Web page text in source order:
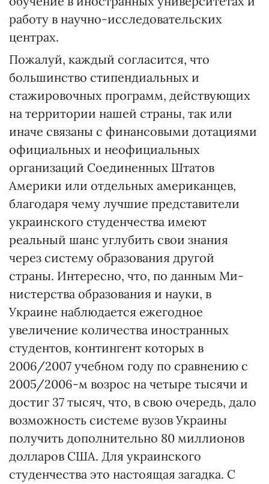
работу в научно-исследовательских
центрах.
Пожалуй, каждый согласится, что
большинство стипендиальных и
стажировочных программ, действующих
на территории нашей страны, так или
иначе связаны с финансовыми дотациями
официальных и неофициальных
организаций Соединен­ных Штатов
Америки или отдельных американцев,
благодаря чему лучшие представители
украинского студенчества имеют
реальный шанс углубить свои знания
через систему образования другой
страны. Интересно, что, по дан­ным Ми­
нистерства образования и науки, в
Украине наблюдается ежегодное
увеличение количества иност­ранных
студентов, контингент которых в
2006/2007 учебном году по сравнению с
2005/2006-м возрос на четыре тысячи и
достиг 37 тысяч, что, в свою очередь, дало
воз­можность системе вузов Украины
получить дополнительно 80 миллионов
долларов США. Для украинского
студенчества это настоящая загадка. С